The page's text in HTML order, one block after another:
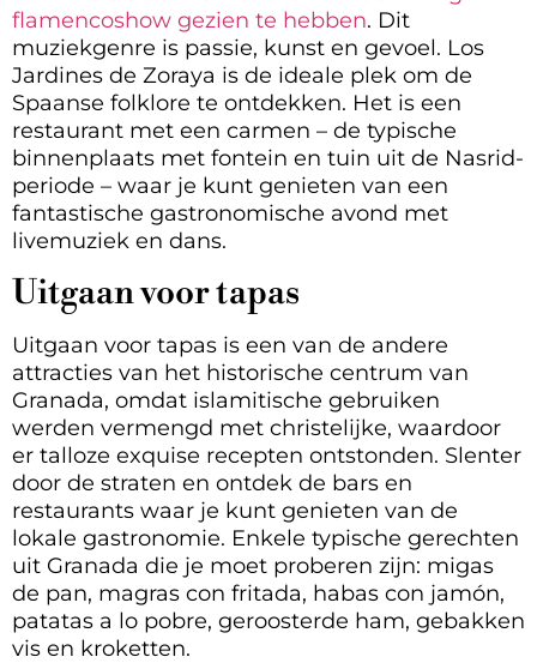
flamencoshow gezien te hebben. Dit
muziekgenre is passie, kunst en gevoel. Los
Jardines de Zoraya is de ideale plek om de
Spaanse folklore te ontdekken. Het is een
restaurant met een carmen – de typische
binnenplaats met fontein en tuin uit de Nasrid-
periode – waar je kunt genieten van een
fantastische gastronomische avond met
livemuziek en dans.
Uitgaan voor tapas
Uitgaan voor tapas is een van de andere
attracties van het historische centrum van
Granada, omdat islamitische gebruiken
werden vermengd met christelijke, waardoor
er talloze exquise recepten ontstonden. Slenter
door de straten en ontdek de bars en
restaurants waar je kunt genieten van de
lokale gastronomie. Enkele typische gerechten
uit Granada die je moet proberen zijn: migas
de pan, magras con fritada, habas con jamón,
patatas a lo pobre, geroosterde ham, gebakken
vis en kroketten.